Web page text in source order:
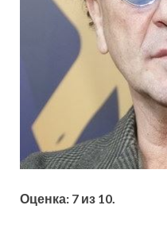
Оценка: 7 из 10.